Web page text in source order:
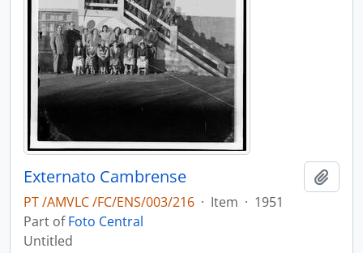
Externato Cambrense
PT /AMVLC /FC/ENS/003/216 · Item · 1951
Part ofFoto Central
Untitled